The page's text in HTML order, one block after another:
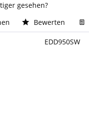
gesehen?
Bewerten
EDD950SW